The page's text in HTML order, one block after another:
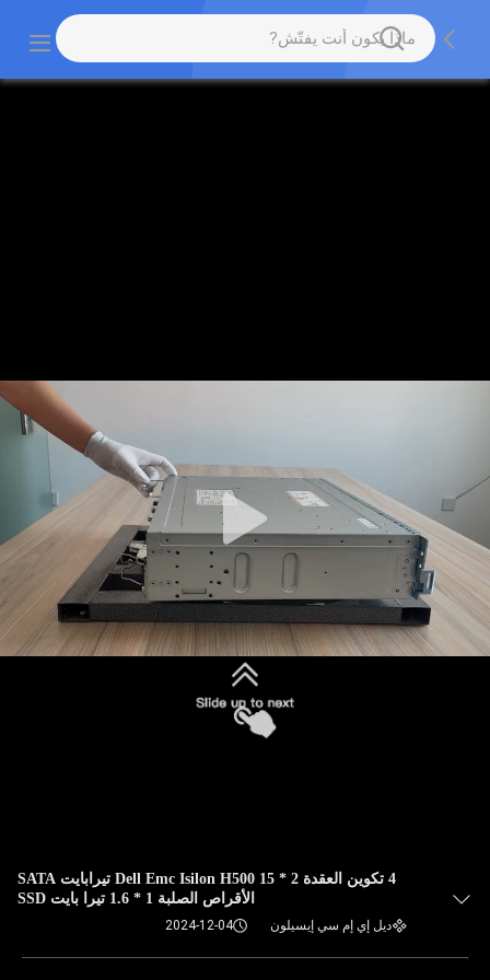
4 تكوين العقدة Dell Emc Isilon H500 15 * 2 تيرابايت SATA
الأقراص الصلبة 1 * 1.6 تيرا بايت SSD
ديل إي إم سي إيسيلون 2024-12-04